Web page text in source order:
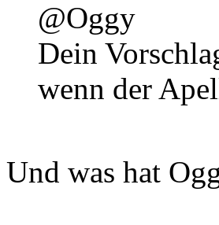
@Oggy
Dein
wenn der
Und was hat